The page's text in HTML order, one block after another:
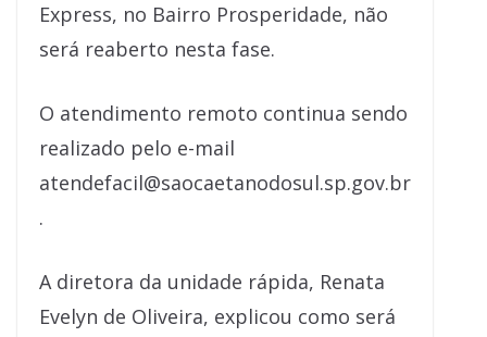
Express, no Bairro Prosperidade, não
será reaberto nesta fase.
O atendimento remoto continua sendo
realizado pelo e-mail
atendefacil@saocaetanodosul.sp.gov.br
.
A diretora da unidade rápida, Renata
Evelyn de Oliveira, explicou como será